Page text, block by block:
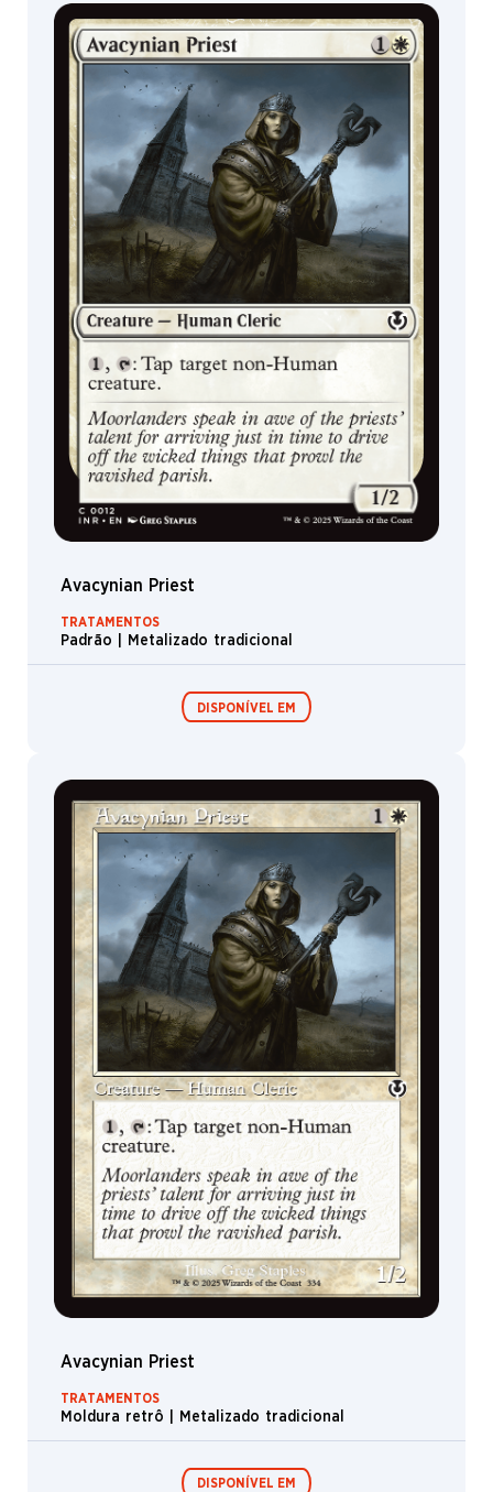
Boosters de
Jogo
Colecionador
Avacynian Priest
TRATAMENTOS
Padrão | Metalizado tradicional
DISPONÍVEL EM
Boosters de
Jogo
Boosters de
Colecionador
Avacynian Priest
TRATAMENTOS
Moldura retrô | Metalizado tradicional
DISPONÍVEL EM